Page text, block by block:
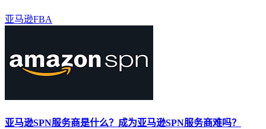
亚马逊FBA
亚马逊SPN服务商是什么？成为亚马逊SPN服务商难吗？